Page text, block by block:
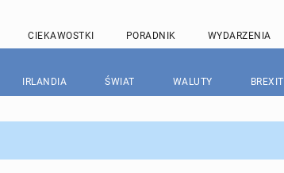
CIEKAWOSTKI PORADNIK WYDARZENIA
IRLANDIA ŚWIAT WALUTY BREXIT